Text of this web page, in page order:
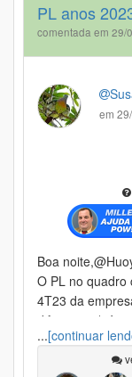
PL anos
comentada em 29/
em
Boa
O PL no quadro
4T23 da
diferentes (só
...[continuar